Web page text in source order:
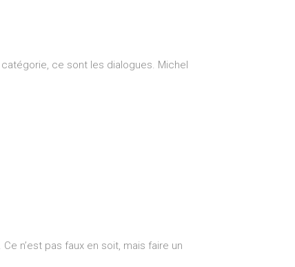
ce sont les dialogues. Michel
n’est pas faux en soit, mais faire un